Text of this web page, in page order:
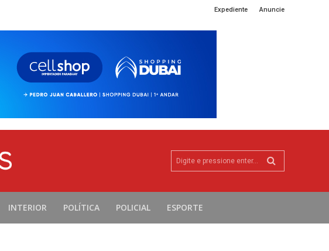
Expediente Anuncie
Digite e pressione enter...
INTERIOR POLÍTICA POLICIAL ESPORTE